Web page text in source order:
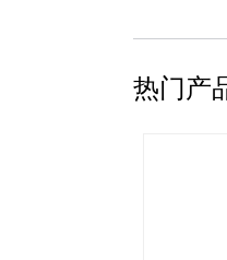
热门产